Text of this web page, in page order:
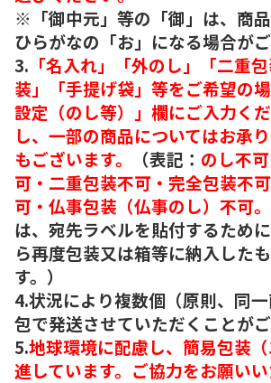
※「御中元」等の「御」は、商
ひらがなの「お」になる場合がご
3. 「名入れ」「外のし」「二重
装」「手提げ袋」等をご希望の
設定（のし等）」欄にご入力く
し、一部の商品についてはお承
もございます。
（表記： のし不
可・二重包装不可・完全包装不
可・仏事包装（仏事のし）不可。
は、宛先ラベルを貼付するため
ら再度包装又は箱等に納入した
す。）
4.状況により複数個（原則、同
包で発送させていただくことがご
5.地球環境に配慮し、簡易包装
進しています。ご協力をお願いい